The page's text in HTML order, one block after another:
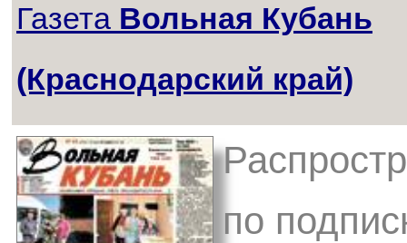
Газета Вольная Кубань
(Краснодарский край)
по